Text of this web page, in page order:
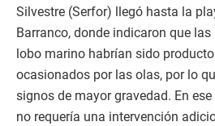
Silvestre (Serfor) llegó hasta la
Barranco, donde indicaron que las
lobo marino habrían sido
ocasionados por las olas, por lo
signos de mayor gravedad. En
no requería una intervención